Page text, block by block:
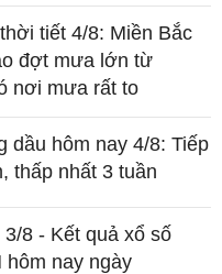
tiết 4/8: Miền Bắc
đợt mưa lớn từ
nơi mưa rất to
dầu hôm nay 4/8: Tiếp
thấp nhất 3 tuần
3/8 - Kết quả xổ số
hôm nay ngày